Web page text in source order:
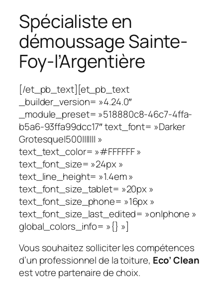
Spécialiste en
démoussage Sainte-
Foy-l’Argentière
[/et_pb_text][et_pb_text
_builder_version= »4.24.0″
_module_preset= »518880c8-46c7-4ffa-
b5a6-93ffa99dcc17″ text_font= »Darker
Grotesque|500||||||| »
text_text_color= »#FFFFFF »
text_font_size= »24px »
text_line_height= »1.4em »
text_font_size_tablet= »20px »
text_font_size_phone= »16px »
text_font_size_last_edited= »on|phone »
global_colors_info= »{} »]
Vous souhaitez solliciter les compétences
d’un professionnel de la toiture, Eco’ Clean
est votre partenaire de choix.